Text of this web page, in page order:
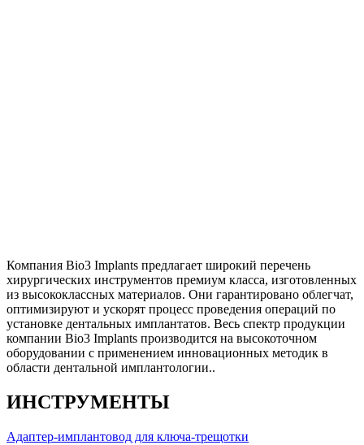
Компания Bio3 Implants предлагает широкий перечень
хирургических инструментов премиум класса, изготовленных
из высококлассных материалов. Они гарантировано облегчат,
оптимизируют и ускорят процесс проведения операций по
установке дентальных имплантатов. Весь спектр продукции
компании Bio3 Implants производится на высокоточном
оборудовании с применением инновационных методик в
области дентальной имплантологии..
ИНСТРУМЕНТЫ
Адаптер-имплантовод для ключа-трещотки